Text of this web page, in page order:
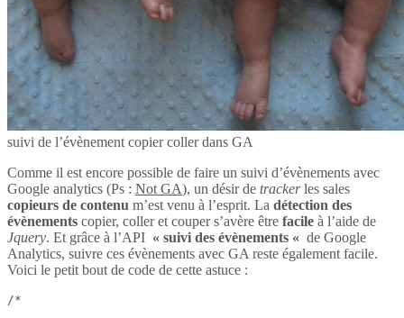
suivi de l’évènement copier coller dans GA
Comme il est encore possible de faire un suivi d’évènements avec
Google analytics (Ps : Not GA), un désir de trackerles sales
copieurs de contenu m’est venu à l’esprit. La détection des
évènements copier, coller et couper s’avère être facile à l’aide de
Jquery. Et grâce à l’API « suivi des évènements « de Google
Analytics, suivre ces évènements avec GA reste également facile.
Voici le petit bout de code de cette astuce :
/*